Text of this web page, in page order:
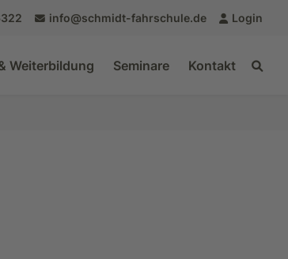
info@schmidt-fahrschule.de Login
Weiterbildung Seminare Kontakt